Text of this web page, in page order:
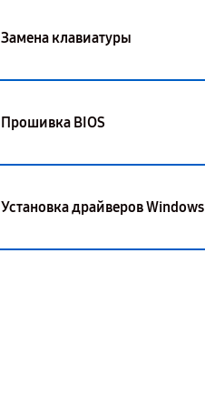
Замена клавиатуры
Прошивка BIOS
Установка драйверов Windows